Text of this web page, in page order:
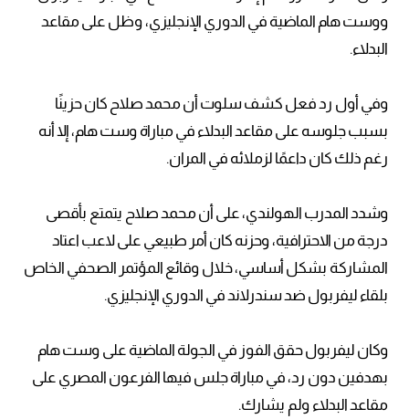
ووست هام الماضية في الدوري الإنجليزي، وظل على مقاعد
البدلاء.
وفي أول رد فعل كشف سلوت أن محمد صلاح كان حزينًا
بسبب جلوسه على مقاعد البدلاء في مباراة وست هام، إلا أنه
رغم ذلك كان داعمًا لزملائه في المران.
وشدد المدرب الهولندي، على أن محمد صلاح يتمتع بأقصى
درجة من الاحترافية، وحزنه كان أمر طبيعي على لاعب اعتاد
المشاركة بشكل أساسي، خلال وقائع المؤتمر الصحفي الخاص
بلقاء ليفربول ضد سندرلاند في الدوري الإنجليزي.
وكان ليفربول حقق الفوز في الجولة الماضية على وست هام
بهدفين دون رد، في مباراة جلس فيها الفرعون المصري على
مقاعد البدلاء ولم يشارك.